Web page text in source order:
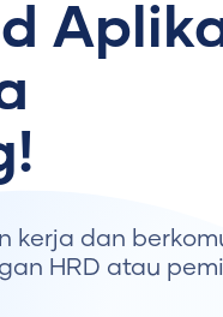
kerja dan
HRD atau